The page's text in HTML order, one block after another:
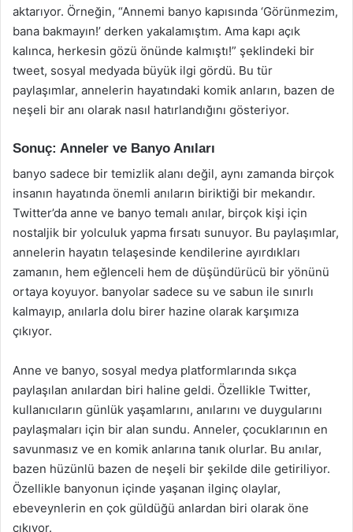
aktarıyor. Örneğin, “Annemi banyo kapısında ‘Görünmezim,
bana bakmayın!’ derken yakalamıştım. Ama kapı açık
kalınca, herkesin gözü önünde kalmıştı!” şeklindeki bir
tweet, sosyal medyada büyük ilgi gördü. Bu tür
paylaşımlar, annelerin hayatındaki komik anların, bazen de
neşeli bir anı olarak nasıl hatırlandığını gösteriyor.
Sonuç: Anneler ve Banyo Anıları
banyo sadece bir temizlik alanı değil, aynı zamanda birçok
insanın hayatında önemli anıların biriktiği bir mekandır.
Twitter’da anne ve banyo temalı anılar, birçok kişi için
nostaljik bir yolculuk yapma fırsatı sunuyor. Bu paylaşımlar,
annelerin hayatın telaşesinde kendilerine ayırdıkları
zamanın, hem eğlenceli hem de düşündürücü bir yönünü
ortaya koyuyor. banyolar sadece su ve sabun ile sınırlı
kalmayıp, anılarla dolu birer hazine olarak karşımıza
çıkıyor.
Anne ve banyo, sosyal medya platformlarında sıkça
paylaşılan anılardan biri haline geldi. Özellikle Twitter,
kullanıcıların günlük yaşamlarını, anılarını ve duygularını
paylaşmaları için bir alan sundu. Anneler, çocuklarının en
savunmasız ve en komik anlarına tanık olurlar. Bu anılar,
bazen hüzünlü bazen de neşeli bir şekilde dile getiriliyor.
Özellikle banyonun içinde yaşanan ilginç olaylar,
ebeveynlerin en çok güldüğü anlardan biri olarak öne
çıkıyor.